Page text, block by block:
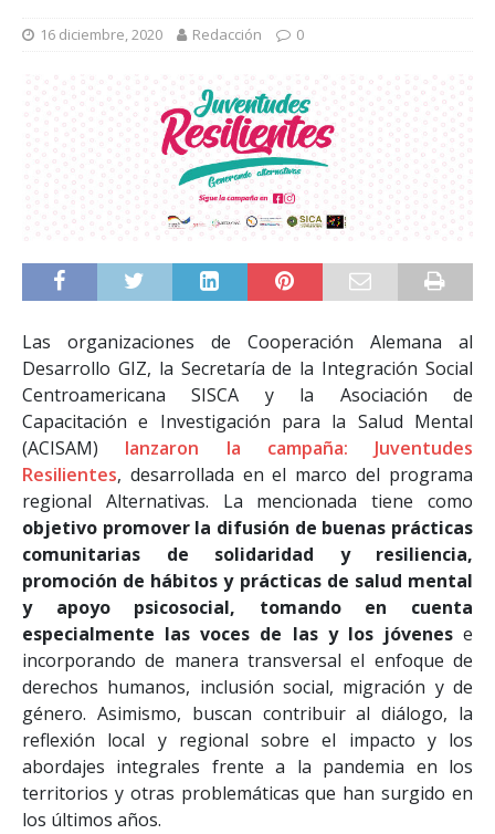
16 diciembre, 2020 Redacción 0
Las organizaciones de Cooperación Alemana al
Desarrollo GIZ, la Secretaría de la Integración Social
Centroamericana SISCA y la Asociación de
Capacitación e Investigación para la Salud Mental
(ACISAM) lanzaron la campaña: Juventudes
Resilientes, desarrollada en el marco del programa
regional Alternativas. La mencionada tiene como
objetivo promover la difusión de buenas prácticas
comunitarias de solidaridad y resiliencia,
promoción de hábitos y prácticas de salud mental
y apoyo psicosocial, tomando en cuenta
especialmente las voces de las y los jóvenese
incorporando de manera transversal el enfoque de
derechos humanos, inclusión social, migración y de
género. Asimismo, buscan contribuir al diálogo, la
reflexión local y regional sobre el impacto y los
abordajes integrales frente a la pandemia en los
territorios y otras problemáticas que han surgido en
los últimos años.